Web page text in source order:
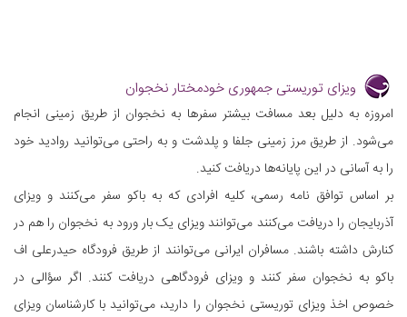
ویزای توریستی جمهوری خودمختار نخجوان
امروزه به دلیل بعد مسافت بیشتر سفرها به نخجوان از طریق زمینی انجام
می‌شود. از طریق مرز زمینی جلفا و پلدشت و به راحتی می‌توانید روادید خود
را به آسانی در این پایانه‌ها دریافت کنید.
بر اساس توافق نامه رسمی، کلیه افرادی که به باکو سفر می‌کنند و ویزای
آذربایجان را دریافت می‌کنند می‌توانند ویزای یک بار ورود به نخجوان را هم در
کنارش داشته باشند. مسافران ایرانی می‌توانند از طریق فرودگاه حیدرعلی اف
باکو به نخجوان سفر کنند و ویزای فرودگاهی دریافت کنند. اگر سؤالی در
خصوص اخذ ویزای توریستی نخجوان را دارید، می‌توانید با کارشناسان ویزای